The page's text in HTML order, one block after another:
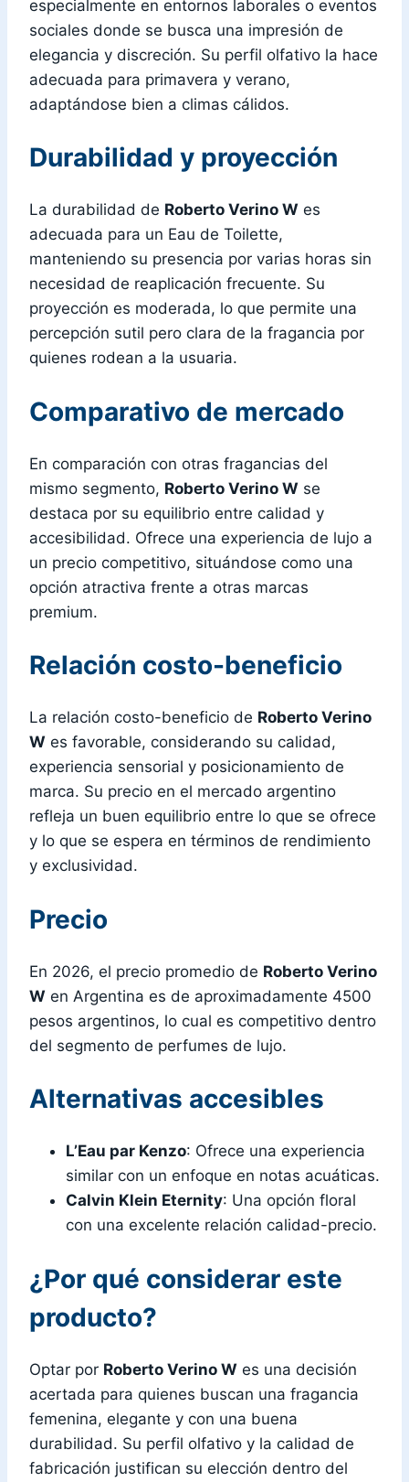
especialmente en entornos laborales o eventos
sociales donde se busca una impresión de
elegancia y discreción. Su perfil olfativo la hace
adecuada para primavera y verano,
adaptándose bien a climas cálidos.
Durabilidad y proyección
La durabilidad de Roberto Verino W es
adecuada para un Eau de Toilette,
manteniendo su presencia por varias horas sin
necesidad de reaplicación frecuente. Su
proyección es moderada, lo que permite una
percepción sutil pero clara de la fragancia por
quienes rodean a la usuaria.
Comparativo de mercado
En comparación con otras fragancias del
mismo segmento, Roberto Verino W se
destaca por su equilibrio entre calidad y
accesibilidad. Ofrece una experiencia de lujo a
un precio competitivo, situándose como una
opción atractiva frente a otras marcas
premium.
Relación costo-beneficio
La relación costo-beneficio de Roberto Verino
W es favorable, considerando su calidad,
experiencia sensorial y posicionamiento de
marca. Su precio en el mercado argentino
refleja un buen equilibrio entre lo que se ofrece
y lo que se espera en términos de rendimiento
y exclusividad.
Precio
En 2026, el precio promedio de Roberto Verino
W en Argentina es de aproximadamente 4500
pesos argentinos, lo cual es competitivo dentro
del segmento de perfumes de lujo.
Alternativas accesibles
L’Eau par Kenzo: Ofrece una experiencia
similar con un enfoque en notas acuáticas.
Calvin Klein Eternity: Una opción floral
con una excelente relación calidad-precio.
¿Por qué considerar este
producto?
Optar por Roberto Verino W es una decisión
acertada para quienes buscan una fragancia
femenina, elegante y con una buena
durabilidad. Su perfil olfativo y la calidad de
fabricación justifican su elección dentro del